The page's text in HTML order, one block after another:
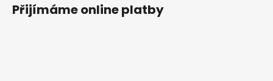
Přijímáme online platby